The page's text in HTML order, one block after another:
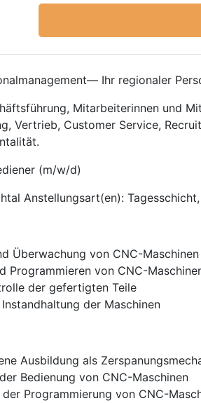
Ihr regionaler
Mitarbeiterinnen und
Vertrieb, Customer Service,
(m/w/d)
Anstellungsart(en):
Überwachung von CNC-Maschinen
Programmieren von CNC-
der gefertigten Teile
der Maschinen
Ausbildung als
Bedienung von CNC-Maschinen
der Programmierung von CNC-